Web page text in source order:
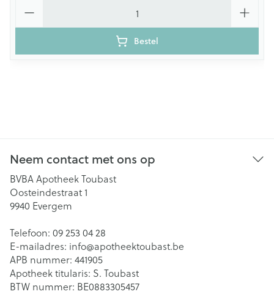
Bestel
Neem contact met ons op
BVBA Apotheek Toubast
Oosteindestraat 1
9940 Evergem
Telefoon: 09 253 04 28
E-mailadres: info@apotheektoubast.be
APB nummer: 441905
Apotheek titularis: S. Toubast
BTW nummer: BE0883305457